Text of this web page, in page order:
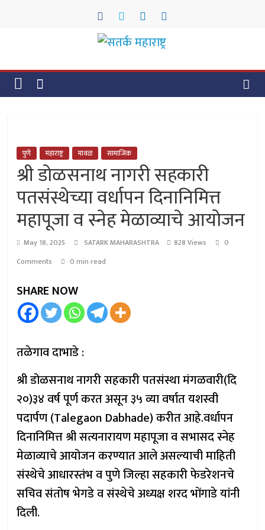
सतर्क
महाराष्ट्र
पुणे महाराष्ट्र मावळ सामाजिक
श्री डोळसनाथ नागरी सहकारी
पतसंस्थेच्या वर्धापन दिनानिमित्त
महापूजा व स्नेह मेळाव्याचे आयोजन
May 18, 2025 SATARK MAHARASHTRA 828 Views
0
Comments
0 min read
SHARE NOW
तळेगाव दाभाडे :
श्री डोळसनाथ नागरी सहकारी पतसंस्था मंगळवारी(दि
२०)३४ वर्ष पूर्ण करत असून ३५ व्या वर्षात यशस्वी
पदार्पण (Talegaon Dabhade) करीत आहे.वर्धापन
दिनानिमित्त श्री सत्यनारायण महापूजा व सभासद स्नेह
मेळाव्याचे आयोजन करण्यात आले असल्याची माहिती
संस्थेचे आधारस्तंभ व पुणे जिल्हा सहकारी फेडरेशनचे
सचिव संतोष भेगडे व संस्थेचे अध्यक्ष शरद भोंगाडे यांनी
दिली.